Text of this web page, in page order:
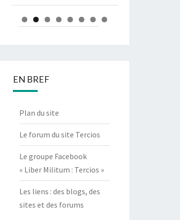
EN BREF
Plan du site
Le forum du site Tercios
Le groupe Facebook
« Liber Militum : Tercios »
Les liens : des blogs, des
sites et des forums